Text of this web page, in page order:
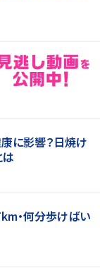
に影響？日焼け
は
・何分歩けばい